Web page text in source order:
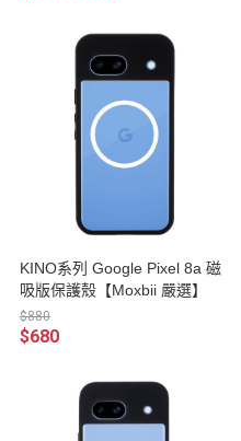
KINO系列 Google Pixel 8a 磁
吸版保護殼【Moxbii 嚴選】
$880
$680